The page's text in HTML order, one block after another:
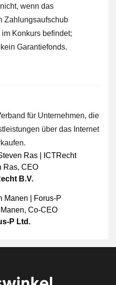
wenn das
Zahlungsaufschub
Konkurs befindet;
Garantiefonds.
für Unternehmen, die
über das Internet
Ras, CEO
B.V.
, Co-CEO
P Ltd.